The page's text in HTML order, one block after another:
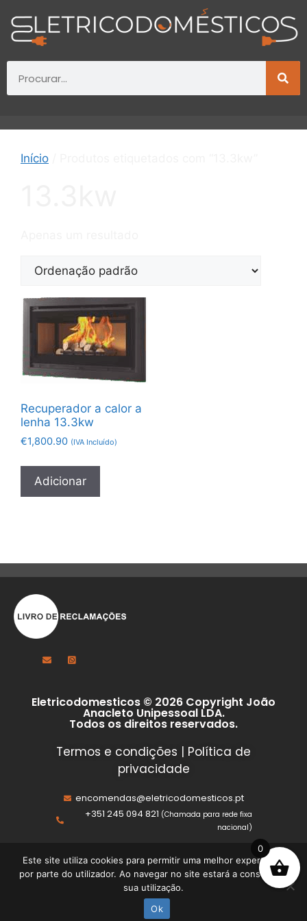
Sobre
Início
Recuperador a calor a
lenha 13.3kw
€1,800.90 (IVA Incluído)
Adicionar
Eletricodomesticos © 2026 Copyright João
Anacleto Unipessoal LDA.
Todos os direitos reservados.
Termos e condições
Política de
privacidade
encomendas@eletricodomesticos.pt
+351 245 094 821 (Chamada para rede fixa
nacional)
0
Este site utiliza cookies para permitir uma melhor experiência
por parte do utilizador. Ao navegar no site estará a consentir a
sua utilização.
Ok